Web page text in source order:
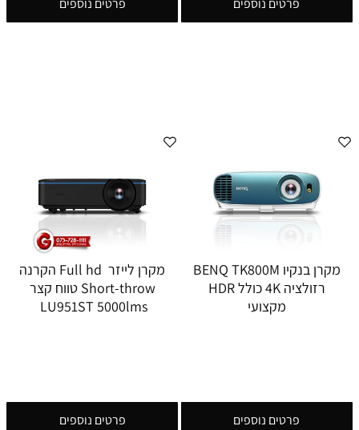
פרטים נוספים פרטים נוספים
מקרן בנקיו BENQ TK800M
רזולציה 4K כולל HDR
מקצועי
פרטים נוספים
מקרן לייזר Full hd הקרנה
Short-throw טווח קצר
LU951ST 5000lms
פרטים נוספים